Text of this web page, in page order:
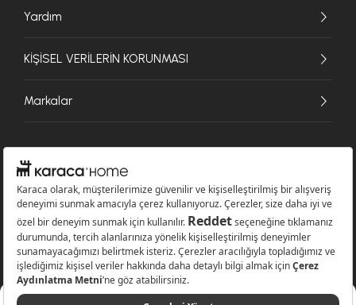
Yardım
KİŞİSEL VERİLERİN KORUNMASI
Markalar
© 2026 Karaca Home Collection Tekstil Sanayi ve Ticaret A.Ş. - Tüm hakları
saklıdır.